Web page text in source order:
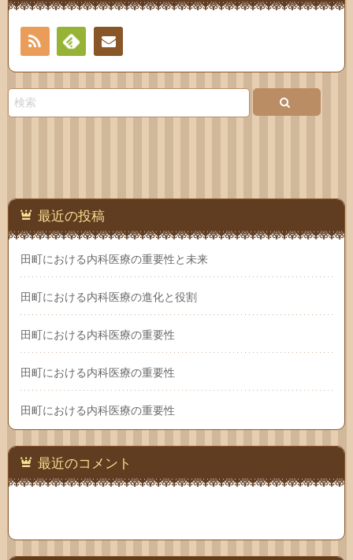
RSS
Feedlyお問
最近の投稿
田町における内科医療の重要性と未来
田町における内科医療の進化と役割
田町における内科医療の重要性
田町における内科医療の重要性
田町における内科医療の重要性
最近のコメント